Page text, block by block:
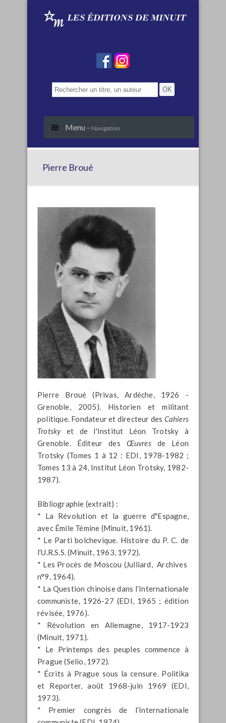
Menu - Navigation
Pierre Broué
Pierre Broué (Privas, Ardèche, 1926 -
Grenoble, 2005). Historien et militant
politique. Fondateur et directeur des Cahiers
Trotskyet de l'Institut Léon Trotsky à
Grenoble. Éditeur des Œuvresde Léon
Trotsky (Tomes 1 à 12 : EDI, 1978-1982 ;
Tomes 13 à 24, Institut Léon Trotsky, 1982-
1987).
Bibliographie (extrait) :
* La Révolution et la guerre d"Espagne,
avec Émile Témine (Minuit, 1961).
* Le Parti bolchevique. Histoire du P. C. de
l’U.R.S.S. (Minuit, 1963, 1972).
* Les Procès de Moscou (Julliard, Archives
n°9, 1964).
* La Question chinoise dans l’Internationale
communiste, 1926-27 (EDI, 1965 ; édition
révisée, 1976).
* Révolution en Allemagne, 1917-1923
(Minuit, 1971).
* Le Printemps des peuples commence à
Prague (Selio, 1972).
* Écrits à Prague sous la censure. Politika
et Reporter, août 1968-juin 1969 (EDI,
1973).
* Premier congrès de l’Internationale